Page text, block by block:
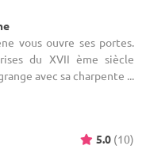
vous ouvre ses portes.
du XVII ème siècle
avec sa charpente ...
5.0 (10)